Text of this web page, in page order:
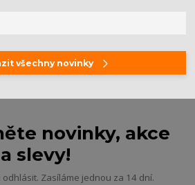
všechny novinky
novinky, akce
a slevy!
Zasíláme jednou za 14 dní.